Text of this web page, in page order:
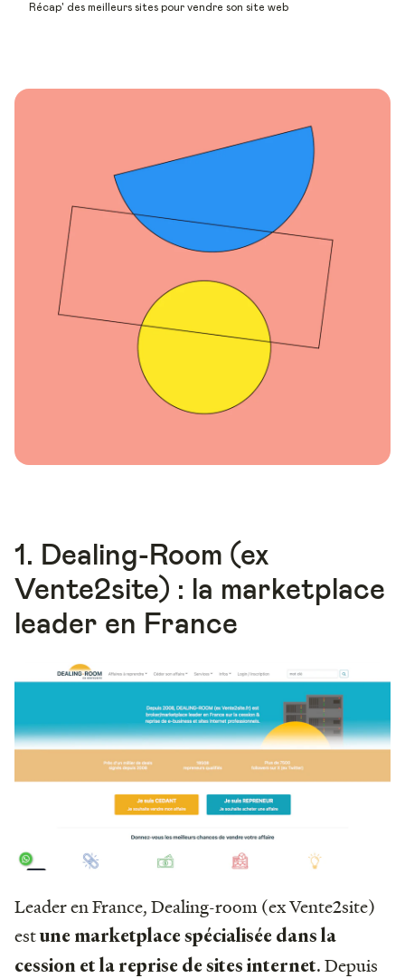
Récap' des meilleurs sites pour vendre son site web
1. Dealing-Room (ex
Vente2site) : la marketplace
leader en France
Leader en France, Dealing-room (ex Vente2site)
estune marketplace spécialisée dans la
cession et la reprise de sites internet. Depuis